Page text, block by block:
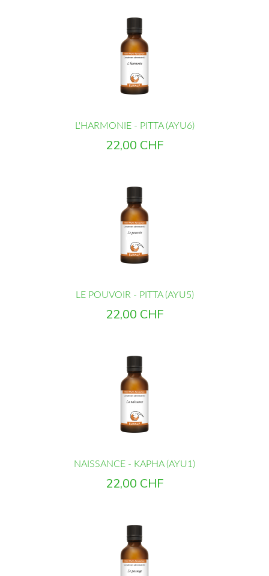
L'HARMONIE - PITTA (AYU6)
Prix
22,00 CHF
LE POUVOIR - PITTA (AYU5)
Prix
22,00 CHF
NAISSANCE - KAPHA (AYU1)
Prix
22,00 CHF